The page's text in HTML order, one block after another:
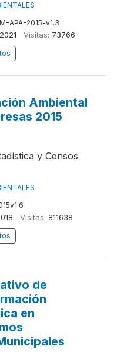
APA-2015-v1.3
Visitas: 73766
Ambiental
2015
y Censos
Visitas: 811638
de
en